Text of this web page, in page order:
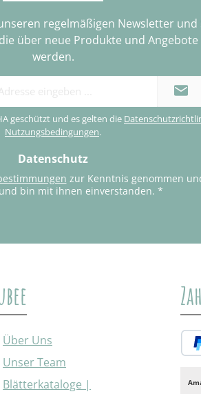
regelmäßigen Newsletter und
über neue Produkte und
werden.
geschützt und es gelten die
Nutzungsbedingungen.
Datenschutz
zur Kenntnis genommen
bin mit ihnen einverstanden. *
Über Uns
Unser Team
Blätterkataloge |